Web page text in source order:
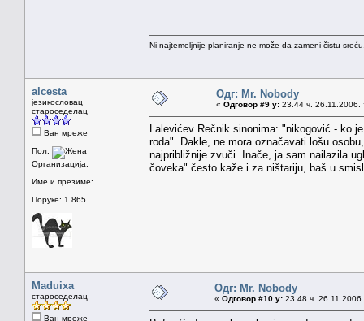
Ni najtemeljnije planiranje ne može da zameni čistu
alcesta
језикословац
староседелац
Ван мреже
Пол:
Организација:
Име и презиме:
Поруке: 1.865
Одг: Mr. Nobody
« Одговор #9 у: 23.44 ч. 26.11.2006.
Lalevićev Rečnik sinonima: "nikogović - ko
roda". Dakle, ne mora označavati lošu
najpribližnije zvuči. Inače, ja sam nailazila
čoveka" često kaže i za ništariju, baš u
Maduixa
староседелац
Ван мреже
Одг: Mr. Nobody
« Одговор #10 у: 23.48 ч.